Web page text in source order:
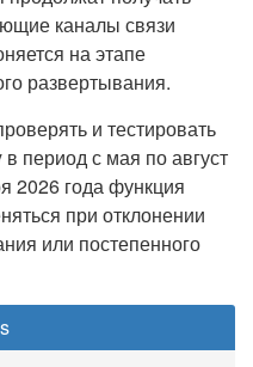
каналы связи
на этапе
развертывания.
и тестировать
период с мая по август
2026 года функция
при отклонении
или постепенного